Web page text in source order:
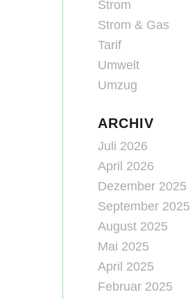
Strom
Strom & Gas
Tarif
Umwelt
Umzug
ARCHIV
Juli 2026
April 2026
Dezember 2025
September 2025
August 2025
Mai 2025
April 2025
Februar 2025